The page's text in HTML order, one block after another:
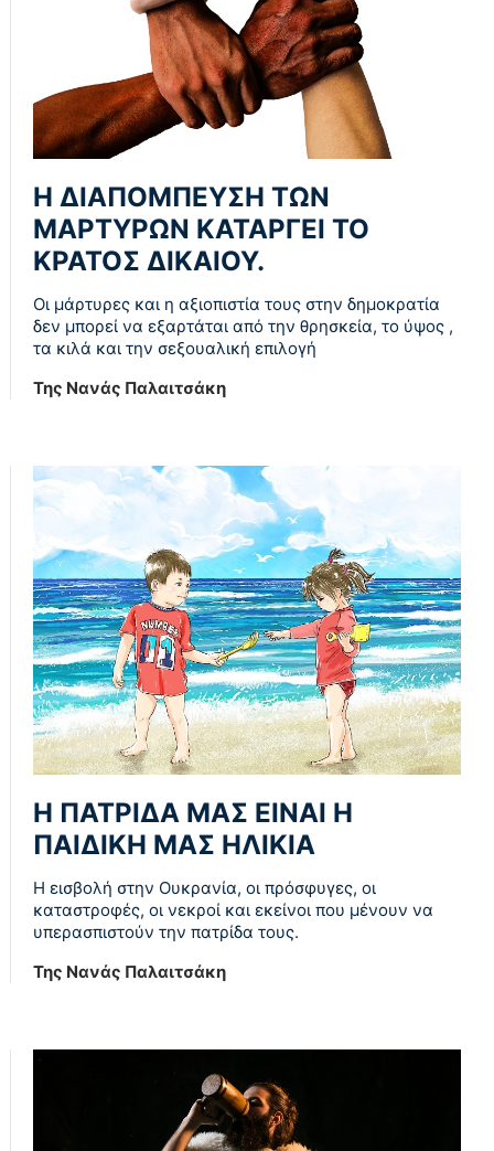
Η ΔΙΑΠΟΜΠΕΥΣΗ ΤΩΝ
ΜΑΡΤΥΡΩΝ ΚΑΤΑΡΓΕΙ ΤΟ
ΚΡΑΤΟΣ ΔΙΚΑΙΟΥ.
Οι μάρτυρες και η αξιοπιστία τους στην δημοκρατία
δεν μπορεί να εξαρτάται από την θρησκεία, το ύψος ,
τα κιλά και την σεξουαλική επιλογή
Της Νανάς Παλαιτσάκη
Η ΠΑΤΡΙΔΑ ΜΑΣ ΕΙΝΑΙ Η
ΠΑΙΔΙΚΗ ΜΑΣ ΗΛΙΚΙΑ
Η εισβολή στην Ουκρανία, οι πρόσφυγες, οι
καταστροφές, οι νεκροί και εκείνοι που μένουν να
υπερασπιστούν την πατρίδα τους.
Της Νανάς Παλαιτσάκη